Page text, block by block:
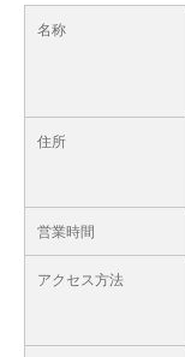
名称
住所
営業時間
アクセス方法